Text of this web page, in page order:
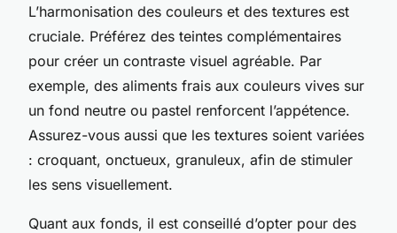
L’harmonisation des couleurs et des textures est
cruciale. Préférez des teintes complémentaires
pour créer un contraste visuel agréable. Par
exemple, des aliments frais aux couleurs vives sur
un fond neutre ou pastel renforcent l’appétence.
Assurez-vous aussi que les textures soient variées
: croquant, onctueux, granuleux, afin de stimuler
les sens visuellement.
Quant aux fonds, il est conseillé d’opter pour des